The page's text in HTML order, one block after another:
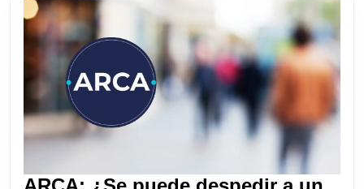
empleados
del
Estado
en
último